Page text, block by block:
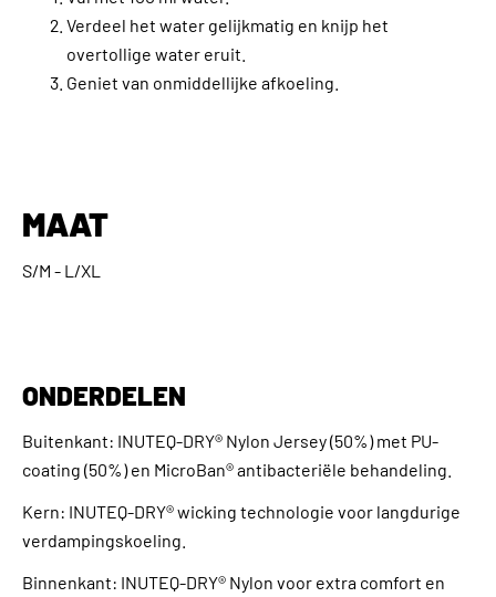
Verdeel het water gelijkmatig en knijp het
overtollige water eruit.
Geniet van onmiddellijke afkoeling.
MAAT
S/M - L/XL
ONDERDELEN
Buitenkant: INUTEQ-DRY® Nylon Jersey (50%) met PU-
coating (50%) en MicroBan® antibacteriële behandeling.
Kern: INUTEQ-DRY® wicking technologie voor langdurige
verdampingskoeling.
Binnenkant: INUTEQ-DRY® Nylon voor extra comfort en